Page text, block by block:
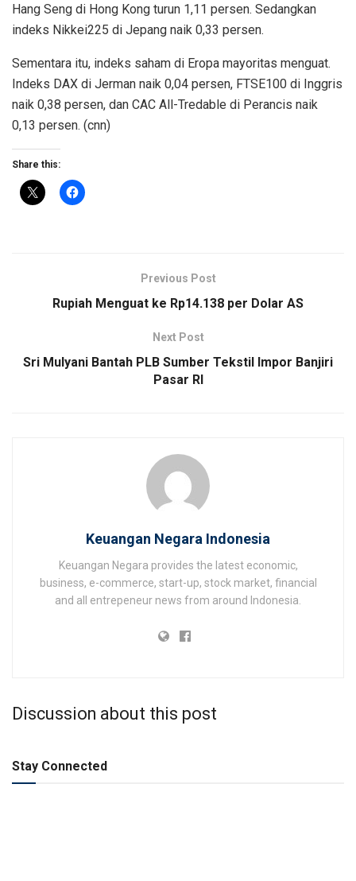
Hang Seng di Hong Kong turun 1,11 persen. Sedangkan
indeks Nikkei225 di Jepang naik 0,33 persen.
Sementara itu, indeks saham di Eropa mayoritas menguat.
Indeks DAX di Jerman naik 0,04 persen, FTSE100 di Inggris
naik 0,38 persen, dan CAC All-Tredable di Perancis naik
0,13 persen. (cnn)
Share this:
Previous Post
Rupiah Menguat ke Rp14.138 per Dolar AS
Next Post
Sri Mulyani Bantah PLB Sumber Tekstil Impor Banjiri
Pasar RI
Keuangan Negara Indonesia
Keuangan Negara provides the latest economic,
business, e-commerce, start-up, stock market, financial
and all entrepeneur news from around Indonesia.
Discussion about this post
Stay Connected